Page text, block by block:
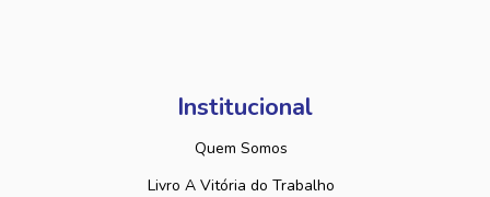
Institucional
Quem Somos
Livro A Vitória do Trabalho